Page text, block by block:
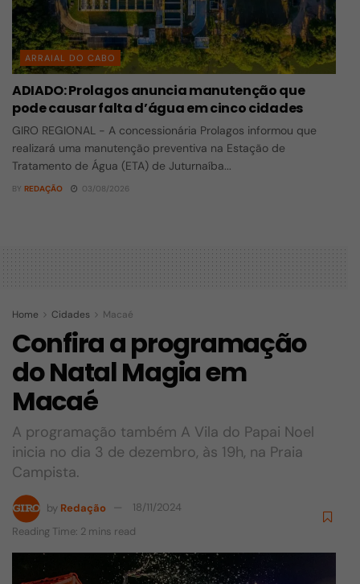
ARRAIAL DO CABO
ADIADO: Prolagos anuncia manutenção que
pode causar falta d’água em cinco cidades
GIRO REGIONAL - A concessionária Prolagos informou que
realizará uma manutenção preventiva na Estação de
Tratamento de Água (ETA) de Juturnaíba...
BY REDAÇÃO 03/08/2026
Home Cidades Macaé
Confira a programação
do Natal Magia em
Macaé
A programação também A Vila do Papai Noel
inicia no dia 3 de dezembro, às 19h, na Praia
Campista.
by Redação
18/11/2024
Reading Time: 2 mins read